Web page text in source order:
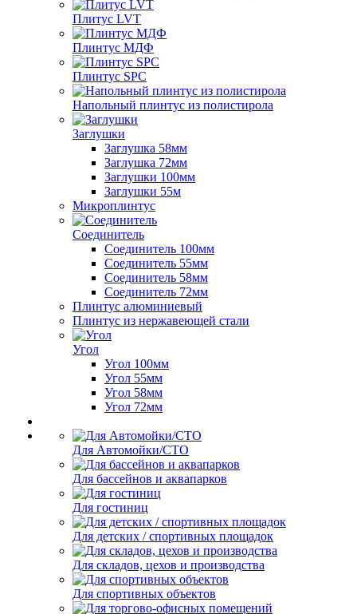
Плитус LVT
Плинтус МДФ
Плинтус SPC
Напольный плинтус из полистирола
Заглушки
Заглушка 58мм
Заглушка 72мм
Заглушки 100мм
Заглушки 55м
Микроплинтус
Соединитель
Соединитель 100мм
Соединитель 55мм
Соединитель 58мм
Соединитель 72мм
Плинтус алюминиевый
Плинтус из нержавеющей стали
Угол
Угол 100мм
Угол 55мм
Угол 58мм
Угол 72мм
Для Автомойки/СТО
Для бассейнов и аквапарков
Для гостиниц
Для детских / спортивных площадок
Для складов, цехов и производства
Для спортивных объектов